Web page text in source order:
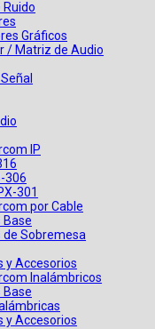
Ruido
Gráficos
/ Matriz de Audio
IP
306
301
por Cable
Base
de Sobremesa
y Accesorios
Inalámbricos
Base
y Accesorios